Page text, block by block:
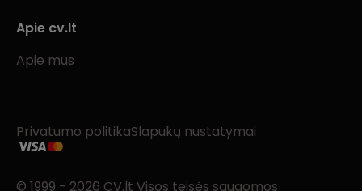
Apie cv.lt
Apie mus
Privatumo politikaSlapukų nustatymai
© 1999 - 2026 CV.lt Visos teisės saugomos